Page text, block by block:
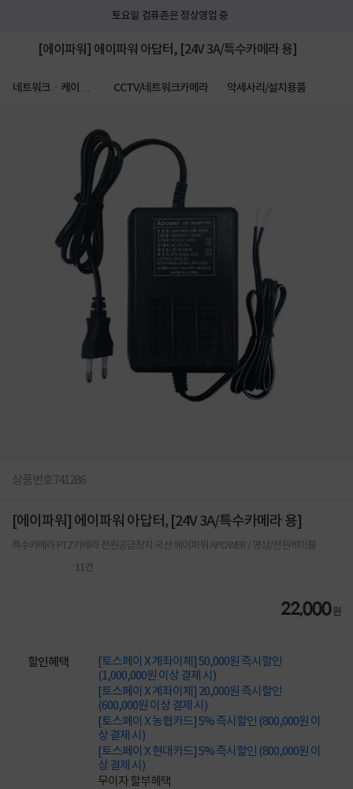
토요일 컴퓨존은 정상영업 중
[에이파워] 에이파워 아답터, [24V 3A/특수카메라 용]
네트워크ㆍ케이블
CCTV/네트워크카메라 악세사리/설치용품
상품번호741286
[에이파워] 에이파워 아답터, [24V 3A/특수카메라 용]
특수카메라 PTZ카메라 전원공급장치 국산 에이파워 APOWER / 영상/전원케이블
11건
22,000원
할인혜택
[토스페이 X 계좌이체] 50,000원 즉시할인
(1,000,000원 이상 결제 시)
[토스페이 X 계좌이체] 20,000원 즉시할인
(600,000원 이상 결제 시)
[토스페이 X 농협카드] 5% 즉시할인 (800,000원 이
상 결제 시)
[토스페이 X 현대카드] 5% 즉시할인 (800,000원 이
상 결제 시)
무이자 할부혜택